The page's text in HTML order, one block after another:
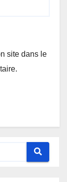
site dans le